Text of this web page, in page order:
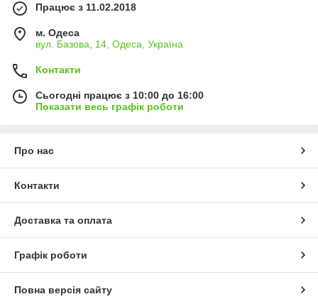
Працює з 11.02.2018
м. Одеса
вул. Базова, 14, Одеса, Україна
Контакти
Сьогодні працює з 10:00 до 16:00
Показати весь графік роботи
Про нас
Контакти
Доставка та оплата
Графік роботи
Повна версія сайту